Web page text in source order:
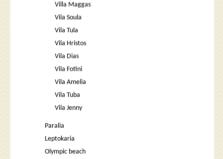
Villa Maggas
Vila Soula
Vila Tula
Vila Hristos
Vila Dias
Vila Fotini
Vila Amelia
Vila Tuba
Vila Jenny
Paralia
Leptokaria
Olympic beach